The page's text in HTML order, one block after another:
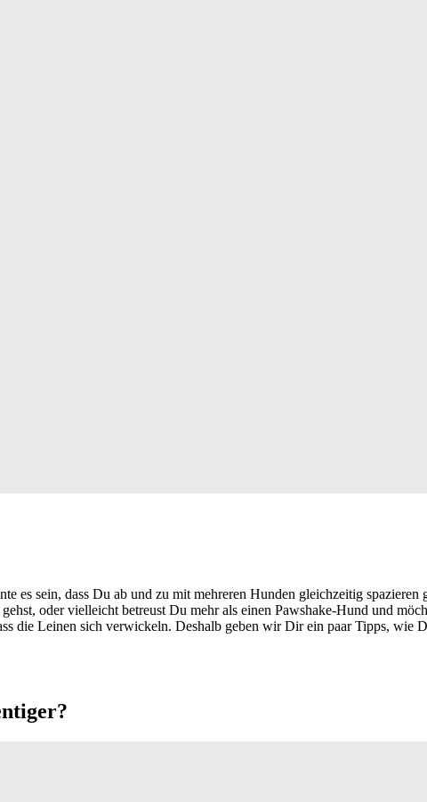
es sein, dass Du ab und zu mit mehreren Hunden gleichzeitig
oder vielleicht betreust Du mehr als einen Pawshake-Hund und
die Leinen sich verwickeln. Deshalb geben wir Dir ein paar Tipps, wie